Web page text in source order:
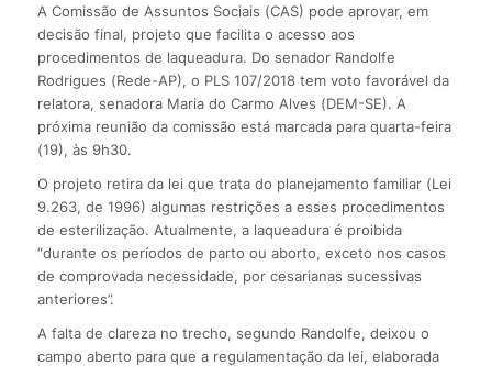
A Comissão de Assuntos Sociais (CAS) pode aprovar, em
decisão final, projeto que facilita o acesso aos
procedimentos de laqueadura. Do senador Randolfe
Rodrigues (Rede-AP), o PLS 107/2018 tem voto favorável da
relatora, senadora Maria do Carmo Alves (DEM-SE). A
próxima reunião da comissão está marcada para quarta-feira
(19), às 9h30.
O projeto retira da lei que trata do planejamento familiar (Lei
9.263, de 1996) algumas restrições a esses procedimentos
de esterilização. Atualmente, a laqueadura é proibida
“durante os períodos de parto ou aborto, exceto nos casos
de comprovada necessidade, por cesarianas sucessivas
anteriores”.
A falta de clareza no trecho, segundo Randolfe, deixou o
campo aberto para que a regulamentação da lei, elaborada